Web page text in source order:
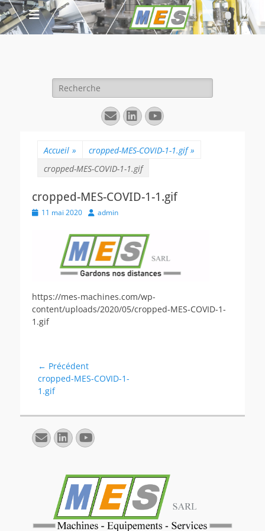
Rechercher :
E-
mail
Linkedin
YouTube
Accueil » cropped-MES-COVID-1-1.gif »
cropped-MES-COVID-1-1.gif
cropped-MES-COVID-1-1.gif
Posted11 mai 2020 Author
admin
https://mes-machines.com/wp-
content/uploads/2020/05/cropped-MES-COVID-1-
1.gif
Navigation
de
l’article
← Précédent
Article
précédent :
cropped-MES-COVID-1-
1.gif
E-
mail
Linkedin
YouTube